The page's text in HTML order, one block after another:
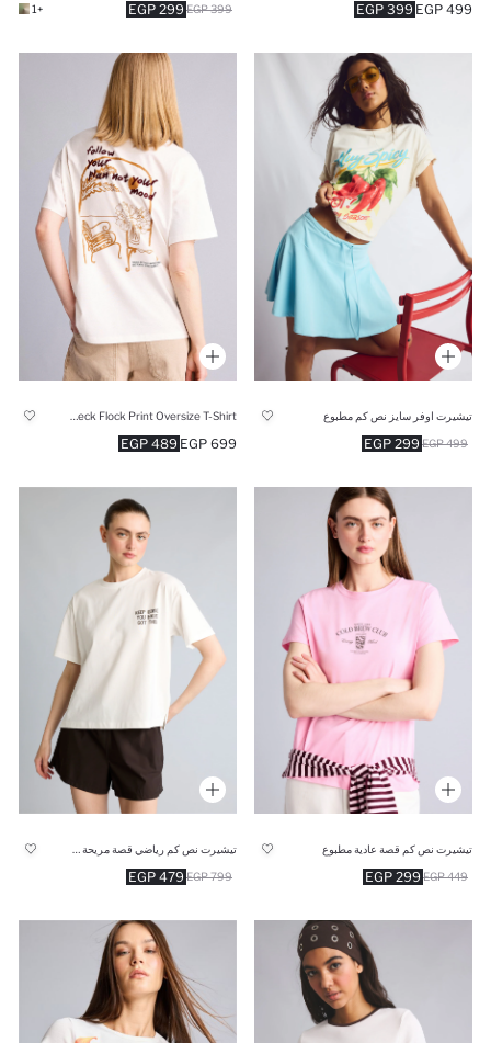
399 EGP 499 EGP
299 EGP 399 EGP
+1
تيشيرت اوفر سايز نص كم مطبوع
299 EGP 499 EGP
489 EGP 699 EGP
تيشيرت نص كم قصة عادية مطبوع
299 EGP 449 EGP
479 EGP 799 EGP